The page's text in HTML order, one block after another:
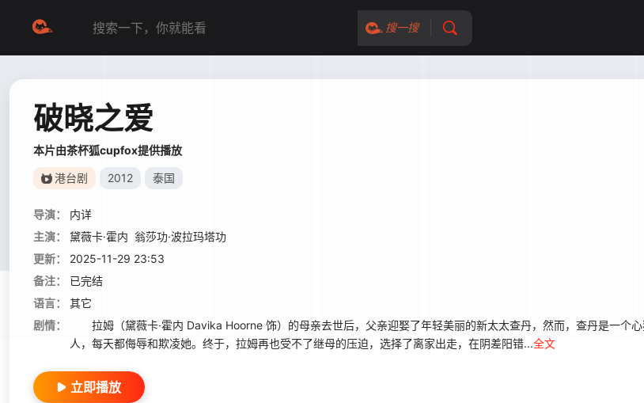
搜一搜
破晓之爱
本片由茶杯狐cupfox提供播放
港台剧 2012 泰国
导演：
内详
主演：
黛薇卡·霍内 翁莎功·波拉玛塔功
更新：
2025-11-29 23:53
备注：
已完结
语言：
其它
剧情：
拉姆（黛薇卡·霍内 Davika Hoorne 饰）的母亲去世后，父亲迎娶了年轻美丽的新太太查丹，然而，查丹是一个
人，每天都侮辱和欺凌她。终于，拉姆再也受不了继母的压迫，选择了离家出走，在阴差阳错...全文
立即播放